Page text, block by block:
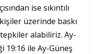
ise sıkıntılı
üzerinde baskı
alabiliriz. Ay-
19:16 ile Ay-Güneş